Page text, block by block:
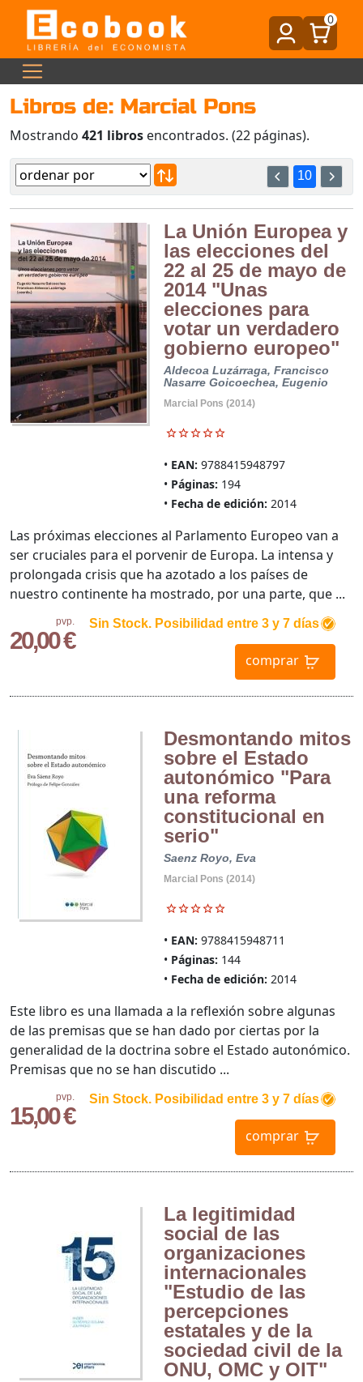
0
Libros de: Marcial Pons
Mostrando 421 libros encontrados. (22 páginas).
10
La Unión Europea y
las elecciones del
22 al 25 de mayo de
2014 "Unas
elecciones para
votar un verdadero
gobierno europeo"
Aldecoa Luzárraga, Francisco
Nasarre Goicoechea, Eugenio
Marcial Pons (2014)
EAN: 9788415948797
Páginas: 194
Fecha de edición: 2014
pvp.
20,00 €
Sin Stock. Posibilidad entre 3 y 7 días
comprar
Las próximas elecciones al Parlamento Europeo van a
ser cruciales para el porvenir de Europa. La intensa y
prolongada crisis que ha azotado a los países de
nuestro continente ha mostrado, por una parte, que ...
Desmontando mitos
sobre el Estado
autonómico "Para
una reforma
constitucional en
serio"
Saenz Royo, Eva
Marcial Pons (2014)
EAN: 9788415948711
Páginas: 144
Fecha de edición: 2014
pvp.
15,00 €
Sin Stock. Posibilidad entre 3 y 7 días
comprar
Este libro es una llamada a la reflexión sobre algunas
de las premisas que se han dado por ciertas por la
generalidad de la doctrina sobre el Estado autonómico.
Premisas que no se han discutido ...
La legitimidad
social de las
organizaciones
internacionales
"Estudio de las
percepciones
estatales y de la
sociedad civil de la
ONU, OMC y OIT"